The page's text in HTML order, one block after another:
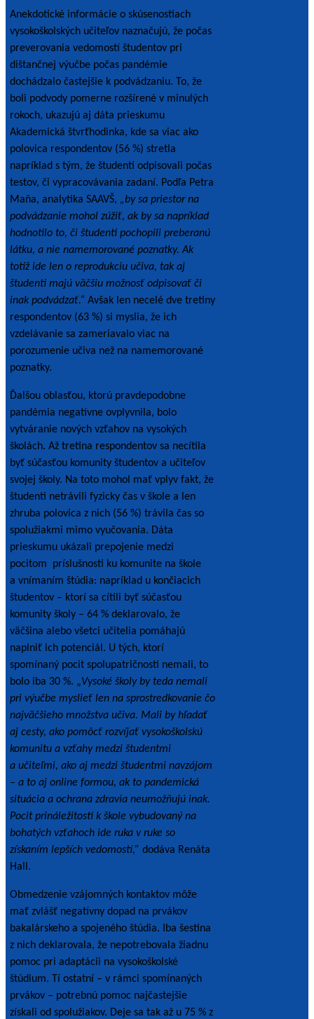
Anekdotické informácie o skúsenostiach
vysokoškolských učiteľov naznačujú, že počas
preverovania vedomostí študentov pri
dištančnej výučbe počas pandémie
dochádzalo častejšie k podvádzaniu. To, že
boli podvody pomerne rozšírené v minulých
rokoch, ukazujú aj dáta prieskumu
Akademická štvrťhodinka, kde sa viac ako
polovica respondentov (56 %) stretla
napríklad s tým, že študenti odpisovali počas
testov, či vypracovávania zadaní. Podľa Petra
Maňa, analytika SAAVŠ, „by sa priestor na
podvádzanie mohol zúžiť, ak by sa napríklad
hodnotilo to, či študenti pochopili preberanú
látku, a nie namemorované poznatky. Ak
totiž ide len o reprodukciu učiva, tak aj
študenti majú väčšiu možnosť odpisovať či
inak podvádzať.“ Avšak len necelé dve tretiny
respondentov (63 %) si myslia, že ich
vzdelávanie sa zameriavalo viac na
porozumenie učiva než na namemorované
poznatky.
Ďalšou oblasťou, ktorú pravdepodobne
pandémia negatívne ovplyvnila, bolo
vytváranie nových vzťahov na vysokých
školách. Až tretina respondentov sa necítila
byť súčasťou komunity študentov a učiteľov
svojej školy. Na toto mohol mať vplyv fakt, že
študenti netrávili fyzicky čas v škole a len
zhruba polovica z nich (56 %) trávila čas so
spolužiakmi mimo vyučovania. Dáta
prieskumu ukázali prepojenie medzi
pocitom príslušnosti ku komunite na škole
a vnímaním štúdia: napríklad u končiacich
študentov – ktorí sa cítili byť súčasťou
komunity školy – 64 % deklarovalo, že
väčšina alebo všetci učitelia pomáhajú
naplniť ich potenciál. U tých, ktorí
spomínaný pocit spolupatričnosti nemali, to
bolo iba 30 %. „Vysoké školy by teda nemali
pri výučbe myslieť len na sprostredkovanie čo
najväčšieho množstva učiva. Mali by hľadať
aj cesty, ako pomôcť rozvíjať vysokoškolskú
komunitu a vzťahy medzi študentmi
a učiteľmi, ako aj medzi študentmi navzájom
– a to aj online formou, ak to pandemická
situácia a ochrana zdravia neumožňujú inak.
Pocit prináležitosti k škole vybudovaný na
bohatých vzťahoch ide ruka v ruke so
získaním lepších vedomostí,”dodáva Renáta
Hall.
Obmedzenie vzájomných kontaktov môže
mať zvlášť negatívny dopad na prvákov
bakalárskeho a spojeného štúdia. Iba šestina
z nich deklarovala, že nepotrebovala žiadnu
pomoc pri adaptácii na vysokoškolské
štúdium. Tí ostatní – v rámci spomínaných
prvákov – potrebnú pomoc najčastejšie
získali od spolužiakov. Deje sa tak až u 75 % z